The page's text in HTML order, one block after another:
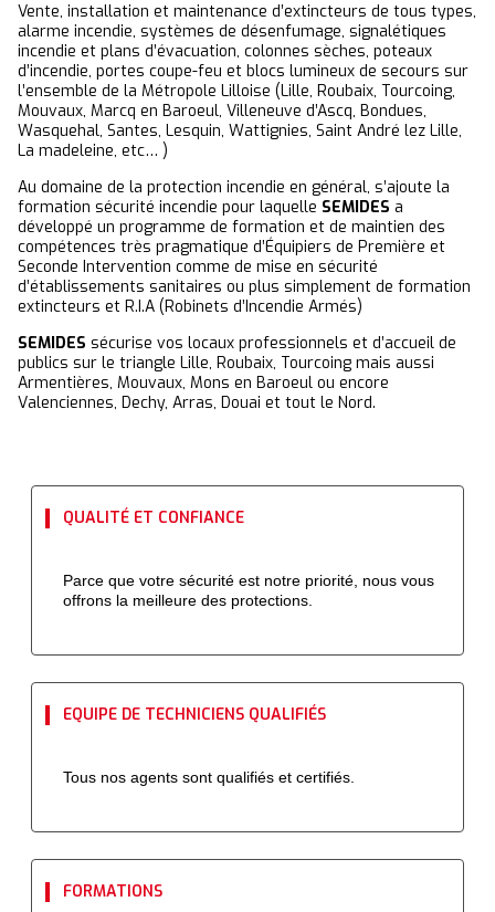
Vente, installation et maintenance d’extincteurs de tous types,
alarme incendie, systèmes de désenfumage, signalétiques
incendie et plans d’évacuation, colonnes sèches, poteaux
d’incendie, portes coupe-feu et blocs lumineux de secours sur
l’ensemble de la Métropole Lilloise (Lille, Roubaix, Tourcoing,
Mouvaux, Marcq en Baroeul, Villeneuve d’Ascq, Bondues,
Wasquehal, Santes, Lesquin, Wattignies, Saint André lez Lille,
La madeleine, etc… )
Au domaine de la protection incendie en général, s’ajoute la
formation sécurité incendie pour laquelle SEMIDES a
développé un programme de formation et de maintien des
compétences très pragmatique d’Équipiers de Première et
Seconde Intervention comme de mise en sécurité
d’établissements sanitaires ou plus simplement de formation
extincteurs et R.I.A (Robinets d’Incendie Armés)
SEMIDES sécurise vos locaux professionnels et d’accueil de
publics sur le triangle Lille, Roubaix, Tourcoing mais aussi
Armentières, Mouvaux, Mons en Baroeul ou encore
Valenciennes, Dechy, Arras, Douai et tout le Nord.
QUALITÉ ET CONFIANCE
Parce que votre sécurité est notre priorité, nous vous
offrons la meilleure des protections.
EQUIPE DE TECHNICIENS QUALIFIÉS
Tous nos agents sont qualifiés et certifiés.
FORMATIONS